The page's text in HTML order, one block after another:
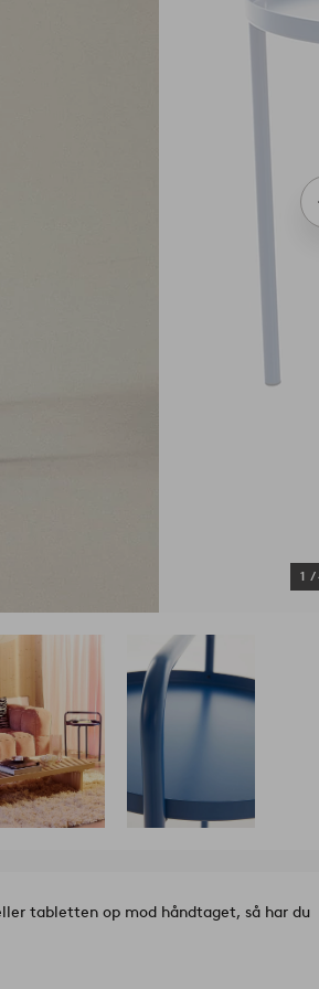
1 /
tabletten op mod håndtaget, så har du